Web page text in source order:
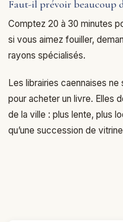
Faut-il prévoir beaucoup
Comptez 20 à 30 minutes
si vous aimez fouiller,
rayons spécialisés.
Les librairies caennaises
pour acheter un livre. Elles
de la ville : plus lente, plus
qu’une succession de